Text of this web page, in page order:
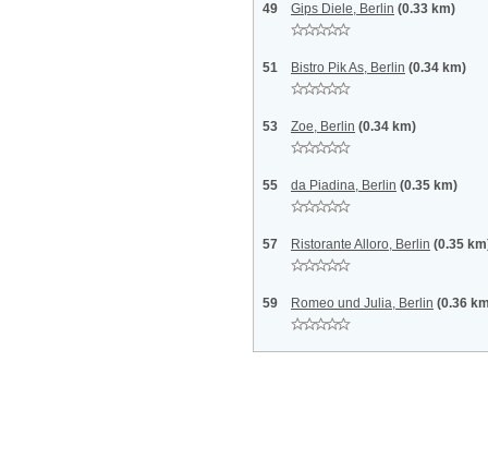
49 Gips Diele, Berlin (0.33 km)
51 Bistro Pik As, Berlin (0.34 km)
53 Zoe, Berlin (0.34 km)
55 da Piadina, Berlin (0.35 km)
57 Ristorante Alloro, Berlin (0.35
59 Romeo und Julia, Berlin (0.36